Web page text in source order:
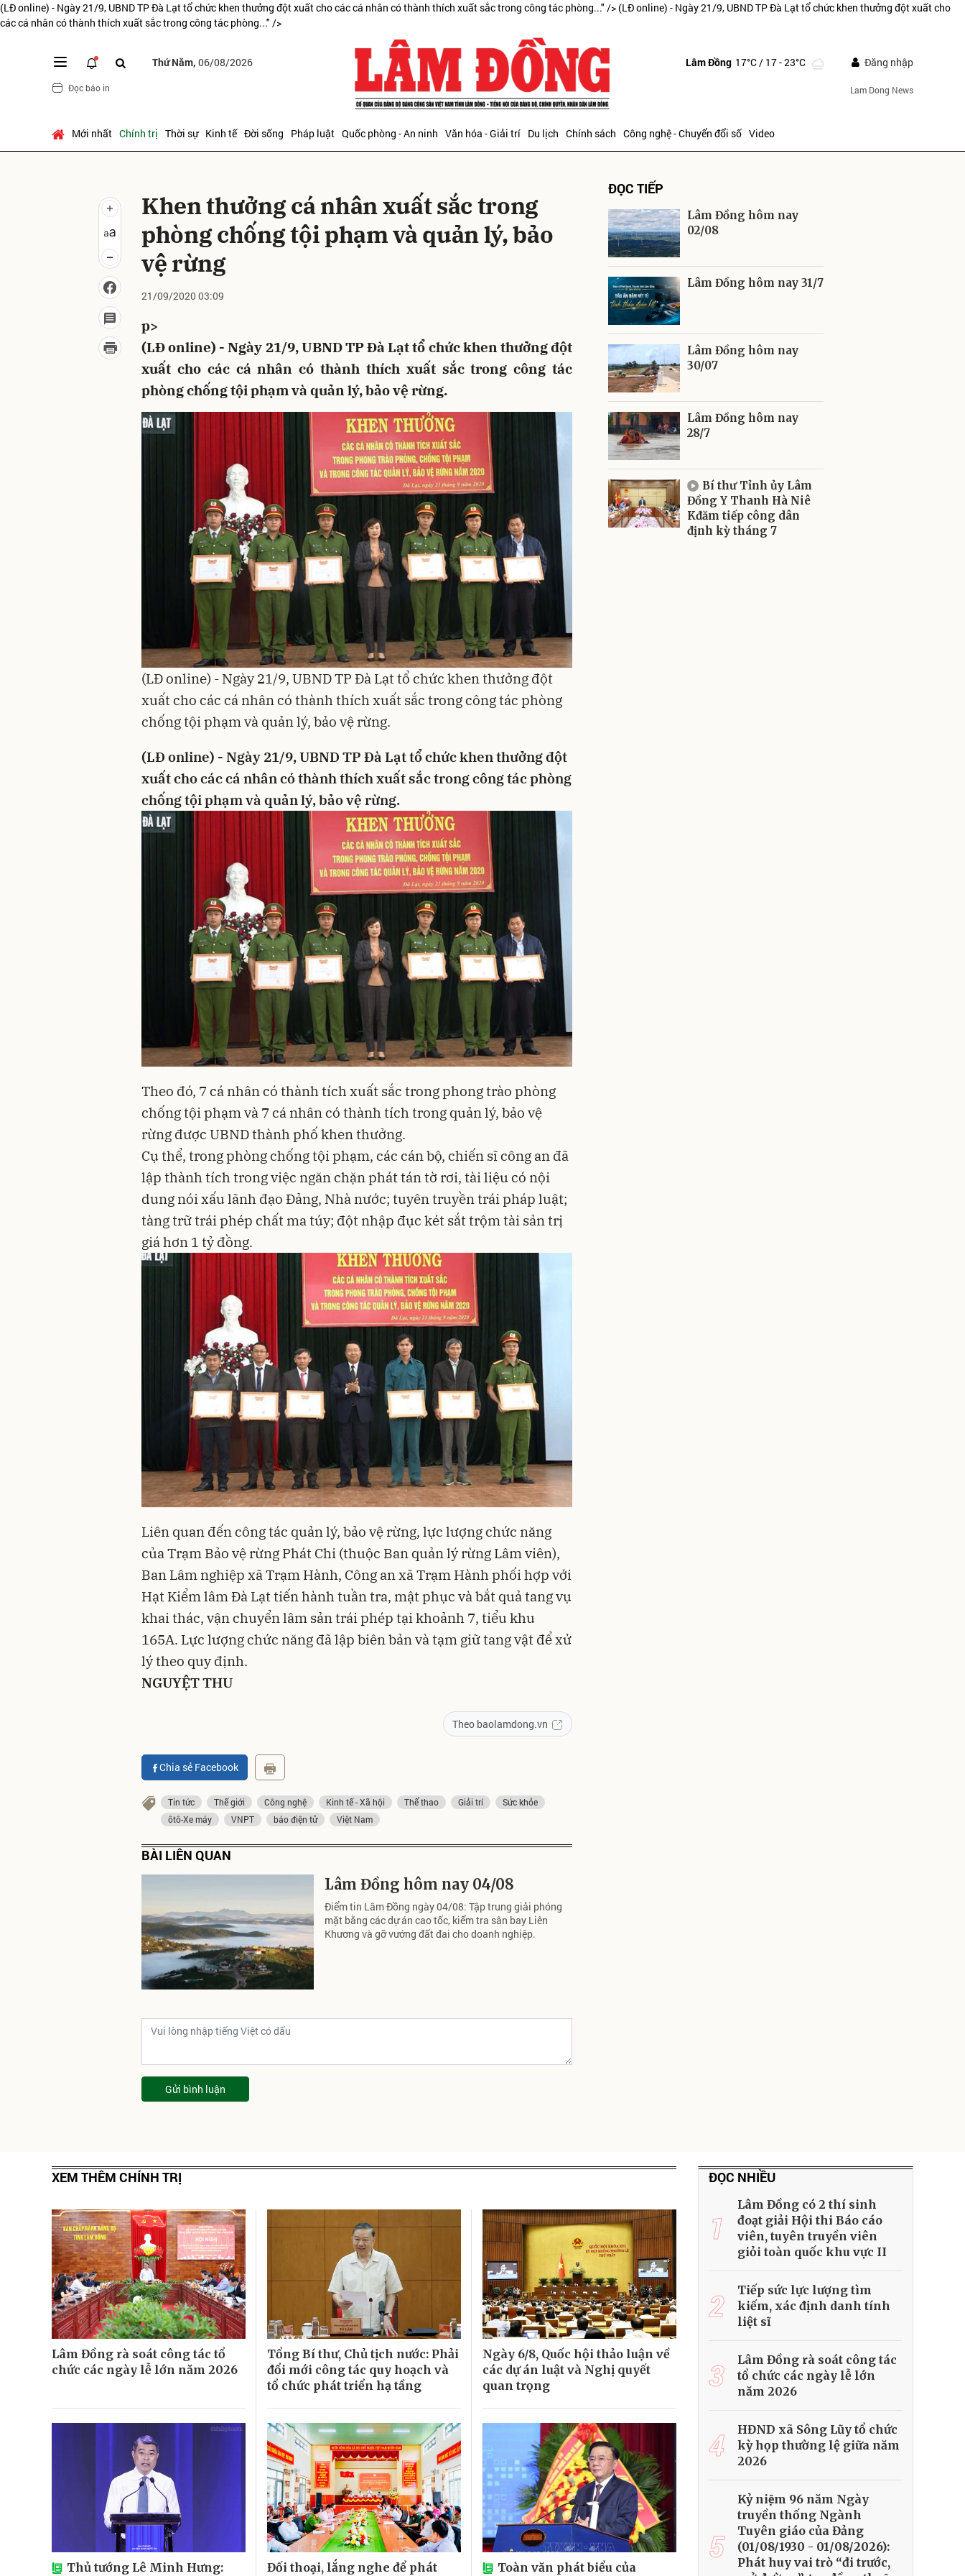
(LĐ online) - Ngày 21/9, UBND TP Đà Lạt tổ chức khen thưởng đột xuất cho các cá nhân có thành thích xuất sắc trong công tác phòng..." /> (LĐ online) - Ngày 21/9, UBND TP Đà Lạt tổ chức khen thưởng đột xuất cho
các cá nhân có thành thích xuất sắc trong công tác phòng..." />
Thứ Năm, 06/08/2026
Đọc báo in
Lâm Đồng 17°C/ 17 - 23°C Đăng nhập
Lam Dong News
Mới nhất Chính trị Thời sự Kinh tế Đời sống Pháp luật Quốc phòng - An ninh Văn hóa - Giải trí Du lịch Chính sách Công nghệ - Chuyển đổi số Video
Khen thưởng cá nhân xuất sắc trong
phòng chống tội phạm và quản lý, bảo
vệ rừng
21/09/2020 03:09
p>
(LĐ online) - Ngày 21/9, UBND TP Đà Lạt tổ chức khen thưởng đột
xuất cho các cá nhân có thành thích xuất sắc trong công tác
phòng chống tội phạm và quản lý, bảo vệ rừng.
(LĐ online) - Ngày 21/9, UBND TP Đà Lạt tổ chức khen thưởng đột
xuất cho các cá nhân có thành thích xuất sắc trong công tác phòng
chống tội phạm và quản lý, bảo vệ rừng.
(LĐ online) - Ngày 21/9, UBND TP Đà Lạt tổ chức khen thưởng đột
xuất cho các cá nhân có thành thích xuất sắc trong công tác phòng
chống tội phạm và quản lý, bảo vệ rừng.
Theo đó, 7 cá nhân có thành tích xuất sắc trong phong trào phòng
chống tội phạm và 7 cá nhân có thành tích trong quản lý, bảo vệ
rừng được UBND thành phố khen thưởng.
Cụ thể, trong phòng chống tội phạm, các cán bộ, chiến sĩ công an đã
lập thành tích trong việc ngăn chặn phát tán tờ rơi, tài liệu có nội
dung nói xấu lãnh đạo Đảng, Nhà nước; tuyên truyền trái pháp luật;
tàng trữ trái phép chất ma túy; đột nhập đục két sắt trộm tài sản trị
giá hơn 1 tỷ đồng.
Liên quan đến công tác quản lý, bảo vệ rừng, lực lượng chức năng
của Trạm Bảo vệ rừng Phát Chi (thuộc Ban quản lý rừng Lâm viên),
Ban Lâm nghiệp xã Trạm Hành, Công an xã Trạm Hành phối hợp với
Hạt Kiểm lâm Đà Lạt tiến hành tuần tra, mật phục và bắt quả tang vụ
khai thác, vận chuyển lâm sản trái phép tại khoảnh 7, tiểu khu
165A. Lực lượng chức năng đã lập biên bản và tạm giữ tang vật để xử
lý theo quy định.
NGUYỆT THU
Theo baolamdong.vn
Chia sẻ Facebook
Tin tức Thế giới Công nghệ Kinh tế - Xã hội Thể thao Giải trí
Sức khỏe
ôtô-Xe máy
VNPT báo điện tử Việt Nam
BÀI LIÊN QUAN
Lâm Đồng hôm nay 04/08
Điểm tin Lâm Đồng ngày 04/08: Tập trung giải phóng
mặt bằng các dự án cao tốc, kiểm tra sân bay Liên
Khương và gỡ vướng đất đai cho doanh nghiệp.
Gửi bình luận
ĐỌC TIẾP
Lâm Đồng hôm nay
02/08
Lâm Đồng hôm nay 31/7
Lâm Đồng hôm nay
30/07
Lâm Đồng hôm nay
28/7
Bí thư Tỉnh ủy Lâm
Đồng Y Thanh Hà Niê
Kđăm tiếp công dân
định kỳ tháng 7
XEM THÊM CHÍNH TRỊ
Lâm Đồng rà soát công tác tổ
chức các ngày lễ lớn năm 2026
Tổng Bí thư, Chủ tịch nước: Phải
đổi mới công tác quy hoạch và
tổ chức phát triển hạ tầng
Ngày 6/8, Quốc hội thảo luận về
các dự án luật và Nghị quyết
quan trọng
Thủ tướng Lê Minh Hưng:
Đối thoại, lắng nghe để phát
Toàn văn phát biểu của
ĐỌC NHIỀU
1
Lâm Đồng có 2 thí sinh
đoạt giải Hội thi Báo cáo
viên, tuyên truyền viên
giỏi toàn quốc khu vực II
2
Tiếp sức lực lượng tìm
kiếm, xác định danh tính
liệt sĩ
3
Lâm Đồng rà soát công tác
tổ chức các ngày lễ lớn
năm 2026
4
HĐND xã Sông Lũy tổ chức
kỳ họp thường lệ giữa năm
2026
5
Kỷ niệm 96 năm Ngày
truyền thống Ngành
Tuyên giáo của Đảng
(01/08/1930 - 01/08/2026):
Phát huy vai trò “đi trước,
Gửi bình luận
Gửi